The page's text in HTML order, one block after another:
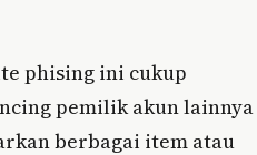
phising ini cukup
pemilik akun lainnya
berbagai item atau